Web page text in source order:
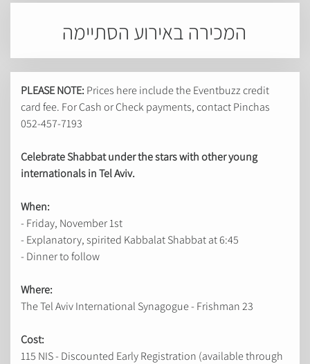
המכירה באירוע הסתיימה
PLEASE NOTE: Prices here include the Eventbuzz credit
card fee. For Cash or Check payments, contact Pinchas
052-457-7193
Celebrate Shabbat under the stars with other young
internationals in Tel Aviv.
When:
- Friday, November 1st
- Explanatory, spirited Kabbalat Shabbat at 6:45
- Dinner to follow
Where:
The Tel Aviv International Synagogue - Frishman 23
Cost:
115 NIS - Discounted Early Registration (available through